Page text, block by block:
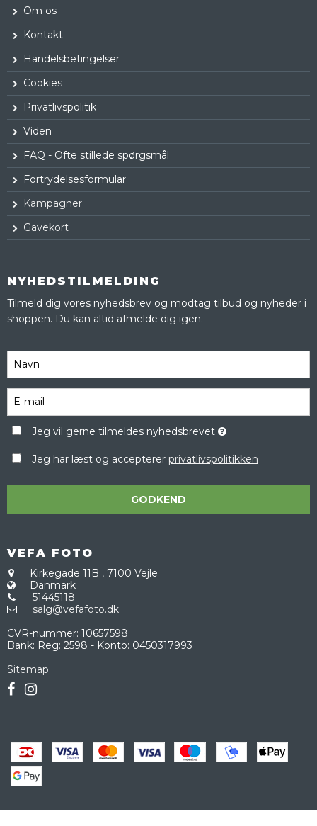
Om os
Kontakt
Handelsbetingelser
Cookies
Privatlivspolitik
Viden
FAQ - Ofte stillede spørgsmål
Fortrydelsesformular
Kampagner
Gavekort
NYHEDSTILMELDING
Tilmeld dig vores nyhedsbrev og modtag tilbud og nyheder i
shoppen. Du kan altid afmelde dig igen.
Jeg vil gerne tilmeldes nyhedsbrevet
Jeg har læst og accepterer privatlivspolitikken
GODKEND
VEFA FOTO
Kirkegade 11B , 7100 Vejle
Danmark
51445118
salg@vefafoto.dk
CVR-nummer: 10657598
Bank: Reg: 2598 - Konto: 0450317993
Sitemap